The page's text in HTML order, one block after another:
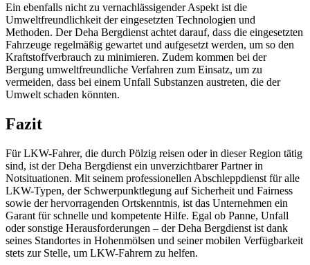
Ein ebenfalls nicht zu vernachlässigender Aspekt ist die
Umweltfreundlichkeit der eingesetzten Technologien und
Methoden. Der Deha Bergdienst achtet darauf, dass die eingesetzten
Fahrzeuge regelmäßig gewartet und aufgesetzt werden, um so den
Kraftstoffverbrauch zu minimieren. Zudem kommen bei der
Bergung umweltfreundliche Verfahren zum Einsatz, um zu
vermeiden, dass bei einem Unfall Substanzen austreten, die der
Umwelt schaden könnten.
Fazit
Für LKW-Fahrer, die durch Pölzig reisen oder in dieser Region tätig
sind, ist der Deha Bergdienst ein unverzichtbarer Partner in
Notsituationen. Mit seinem professionellen Abschleppdienst für alle
LKW-Typen, der Schwerpunktlegung auf Sicherheit und Fairness
sowie der hervorragenden Ortskenntnis, ist das Unternehmen ein
Garant für schnelle und kompetente Hilfe. Egal ob Panne, Unfall
oder sonstige Herausforderungen – der Deha Bergdienst ist dank
seines Standortes in Hohenmölsen und seiner mobilen Verfügbarkeit
stets zur Stelle, um LKW-Fahrern zu helfen.